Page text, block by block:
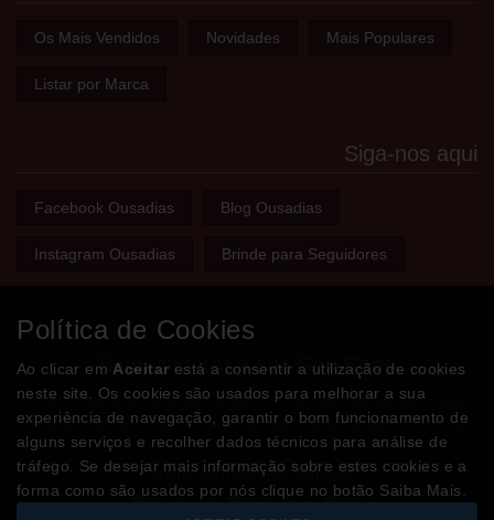
Os Mais Vendidos Novidades Mais Populares
Listar por Marca
Siga-nos aqui
Facebook Ousadias Blog Ousadias
Instagram Ousadias Brinde para Seguidores
Bem-vindo(a) à sua Sex Shop
A loja onde encontra tudo o que precisa para apimentar a sua
relação e tornar o sexo mais divertido, interessante e excitante!
Partilhe com os seus amigos!
Política de Cookies
Ao clicar em Aceitar está a consentir a utilização de cookies
neste site. Os cookies são usados para melhorar a sua
experiência de navegação, garantir o bom funcionamento de
alguns serviços e recolher dados técnicos para análise de
tráfego. Se desejar mais informação sobre estes cookies e a
forma como são usados por nós clique no botão Saiba Mais.